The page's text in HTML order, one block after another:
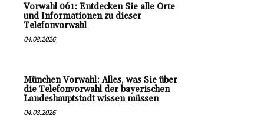
Vorwahl 061: Entdecken Sie alle Orte
und Informationen zu dieser
Telefonvorwahl
04.08.2026
München Vorwahl: Alles, was Sie über
die Telefonvorwahl der bayerischen
Landeshauptstadt wissen müssen
04.08.2026